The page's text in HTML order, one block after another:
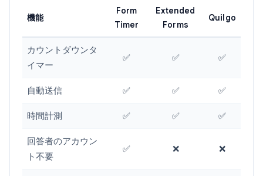
機能
Form
Timer
Extended
Forms
Quilgo
カウントダウンタ
イマー
✅ ✅ ✅
自動送信 ✅ ✅ ✅
時間計測 ✅ ✅ ✅
回答者のアカウン
ト不要
✅ ❌ ❌